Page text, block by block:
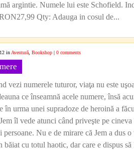
argintie. Numele lui este Schofield.
Qty: Adauga in cosul de...
in Aventură Bookshop | 0 comments
vezi numerele tuturor, viaţa nu este
ce înseamnă acele numere, însă
în urma unei supradoze de heroină a
îl vede atunci când priveşte pe
persoane. Nu e de mirare că Jem a dus
băiat cu totul haotic, dar care e dispus